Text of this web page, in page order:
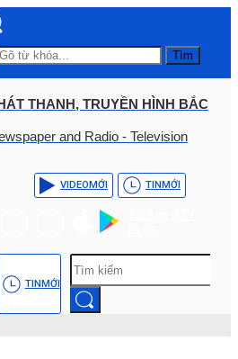
Tìm
THANH, TRUYỀN HÌNH BẮC
and Radio - Television
VIDEOMỚI TINMỚI
TINMỚI